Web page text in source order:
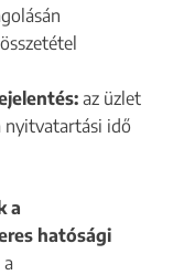
az üzlet
nyitvatartási idő
a
hatósági